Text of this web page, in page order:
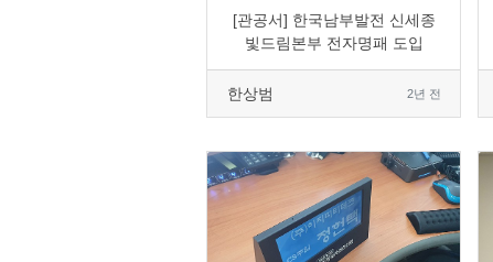
[관공서] 한국남부발전 신세종
빛드림본부 전자명패 도입
한상범 2년 전